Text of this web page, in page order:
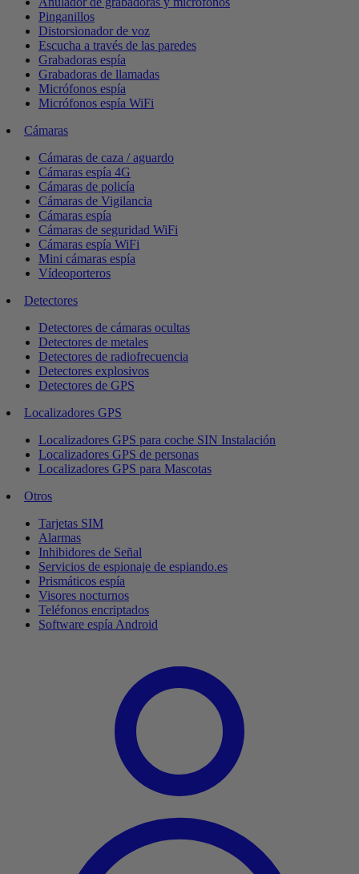
Pinganillos
Distorsionador de voz
Escucha a través de las paredes
Grabadoras espía
Grabadoras de llamadas
Micrófonos espía
Micrófonos espía WiFi
Cámaras
Cámaras de caza / aguardo
Cámaras espía 4G
Cámaras de policía
Cámaras de Vigilancia
Cámaras espía
Cámaras de seguridad WiFi
Cámaras espía WiFi
Mini cámaras espía
Vídeoporteros
Detectores
Detectores de cámaras ocultas
Detectores de metales
Detectores de radiofrecuencia
Detectores explosivos
Detectores de GPS
Localizadores GPS
Localizadores GPS para coche SIN Instalación
Localizadores GPS de personas
Localizadores GPS para Mascotas
Otros
Tarjetas SIM
Alarmas
Inhibidores de Señal
Servicios de espionaje de espiando.es
Prismáticos espía
Visores nocturnos
Teléfonos encriptados
Software espía Android